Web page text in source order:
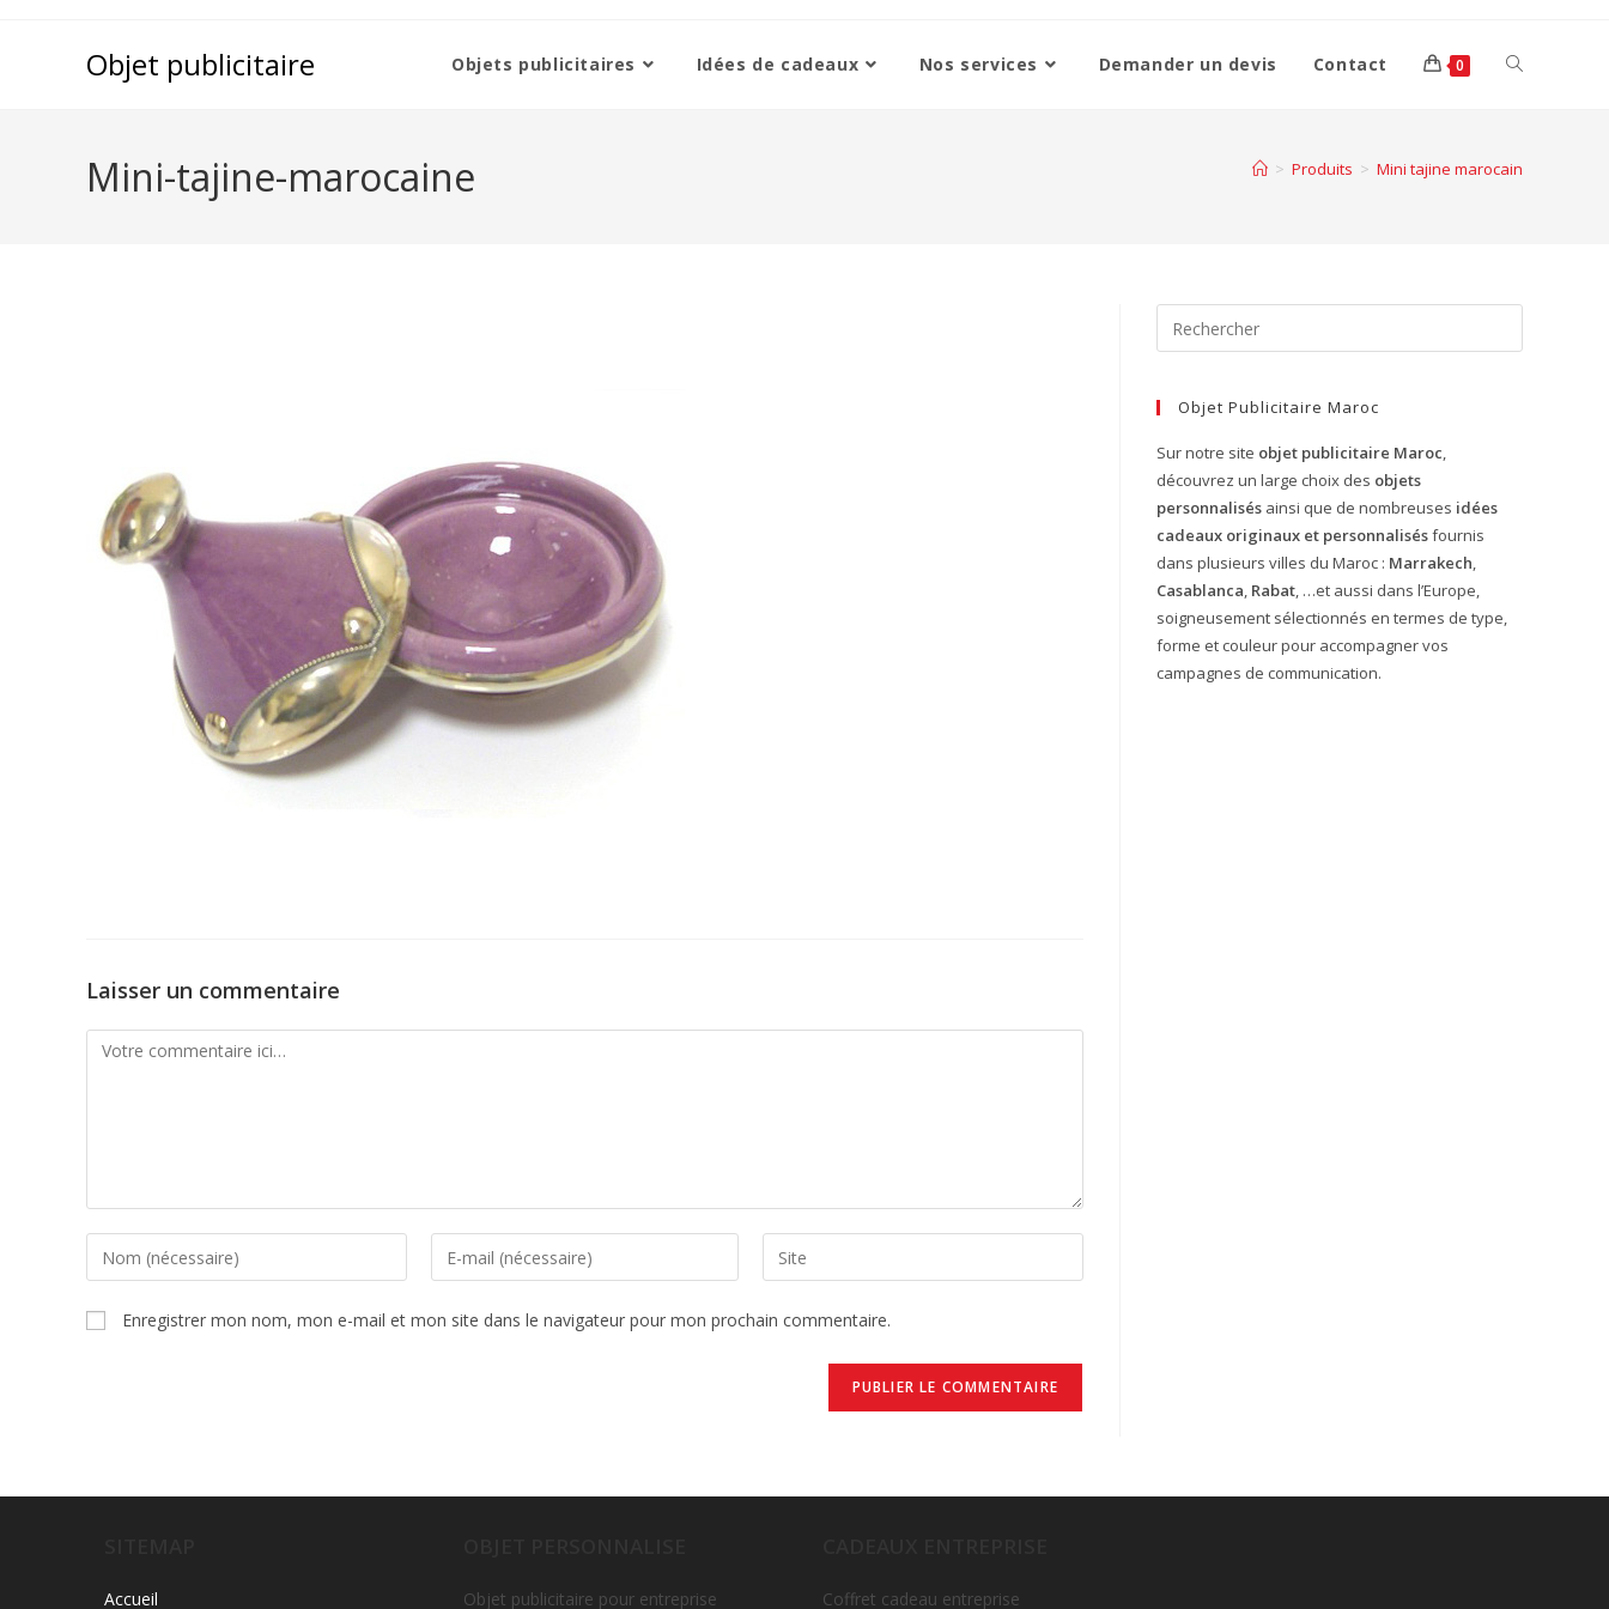
Objet publicitaire Objets publicitaires Idées de cadeaux Nos services Demander un devis Contact 0
Mini-tajine-marocaine > Produits > Mini tajine marocain
Laisser un commentaire
Enregistrer mon nom, mon e-mail et mon site dans le navigateur pour mon prochain commentaire.
Objet Publicitaire Maroc
Sur notre site objet publicitaire Maroc,
découvrez un large choix des objets
personnalisés ainsi que de nombreuses idées
cadeaux originaux et personnalisésfournis
dans plusieurs villes du Maroc : Marrakech,
Casablanca, Rabat, …et aussi dans l’Europe,
soigneusement sélectionnés en termes de type,
forme et couleur pour accompagner vos
campagnes de communication.
Accueil Objet publicitaire pour entreprise Coffret cadeau entreprise